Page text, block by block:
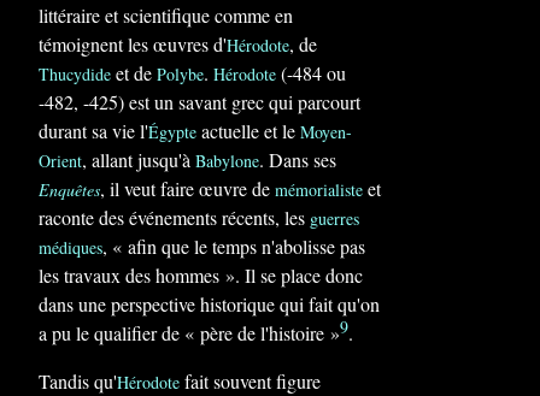
littéraire et scientifique comme en
témoignent les œuvres d'Hérodote, de
Thucydide et de Polybe. Hérodote (-484 ou
-482, -425) est un savant grec qui parcourt
durant sa vie l'Égypte actuelle et le Moyen-
Orient, allant jusqu'à Babylone. Dans ses
Enquêtes, il veut faire œuvre de mémorialiste et
raconte des événements récents, les guerres
médiques, « afin que le temps n'abolisse pas
les travaux des hommes ». Il se place donc
dans une perspective historique qui fait qu'on
a pu le qualifier de « père de l'histoire »9.
Tandis qu'Hérodote fait souvent figure